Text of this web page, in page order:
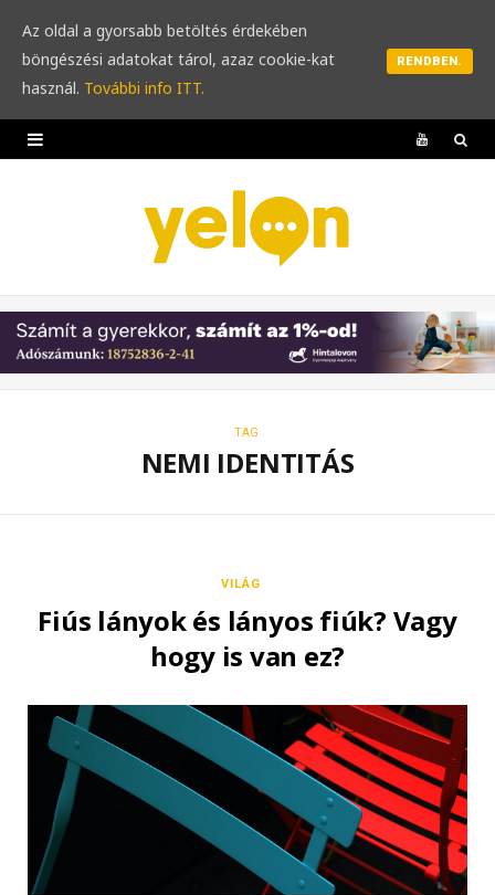
Y
u
b
e
TAG
NEMI IDENTITÁS
VILÁG
Fiús lányok és lányos fiúk? Vagy
hogy is van ez?
Az oldal a gyorsabb betöltés érdekében
böngészési adatokat tárol, azaz cookie-kat
használ. További info ITT.
RENDBEN.